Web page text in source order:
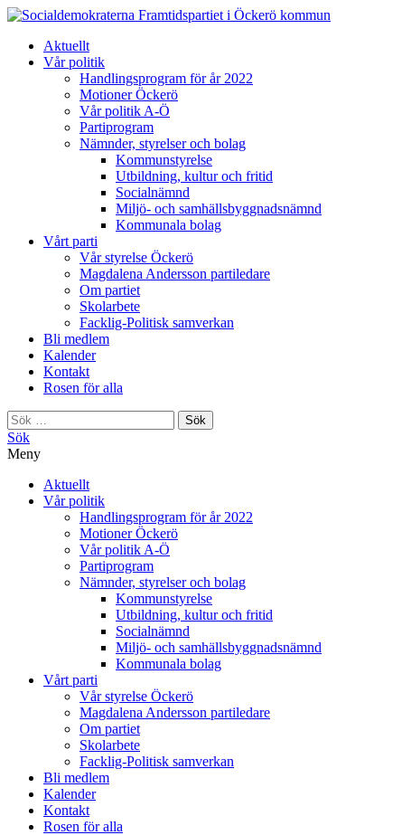
Framtidspartiet i Öckerö kommun
Aktuellt
Vår politik
Handlingsprogram för år 2022
Motioner Öckerö
Vår politik A-Ö
Partiprogram
Nämnder, styrelser och bolag
Kommunstyrelse
Utbildning, kultur och fritid
Socialnämnd
Miljö- och samhällsbyggnadsnämnd
Kommunala bolag
Vårt parti
Vår styrelse Öckerö
Magdalena Andersson partiledare
Om partiet
Skolarbete
Facklig-Politisk samverkan
Bli medlem
Kalender
Kontakt
Rosen för alla
Sök
efter:
Sök
Meny
Aktuellt
Vår politik
Handlingsprogram för år 2022
Motioner Öckerö
Vår politik A-Ö
Partiprogram
Nämnder, styrelser och bolag
Kommunstyrelse
Utbildning, kultur och fritid
Socialnämnd
Miljö- och samhällsbyggnadsnämnd
Kommunala bolag
Vårt parti
Vår styrelse Öckerö
Magdalena Andersson partiledare
Om partiet
Skolarbete
Facklig-Politisk samverkan
Bli medlem
Kalender
Kontakt
Rosen för alla